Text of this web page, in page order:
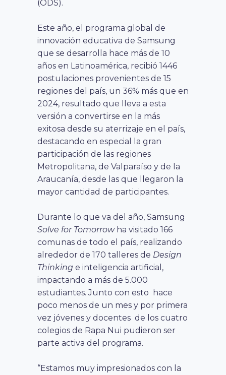
(ODS).
Este año, el programa global de
innovación educativa de Samsung
que se desarrolla hace más de 10
años en Latinoamérica, recibió 1446
postulaciones provenientes de 15
regiones del país, un 36% más que en
2024, resultado que lleva a esta
versión a convertirse en la más
exitosa desde su aterrizaje en el país,
destacando en especial la gran
participación de las regiones
Metropolitana, de Valparaíso y de la
Araucanía, desde las que llegaron la
mayor cantidad de participantes.
Durante lo que va del año, Samsung
Solve for Tomorrowha visitado 166
comunas de todo el país, realizando
alrededor de 170 talleres de Design
Thinking e inteligencia artificial,
impactando a más de 5.000
estudiantes. Junto con esto hace
poco menos de un mes y por primera
vez jóvenes y docentes de los cuatro
colegios de Rapa Nui pudieron ser
parte activa del programa.
“Estamos muy impresionados con la